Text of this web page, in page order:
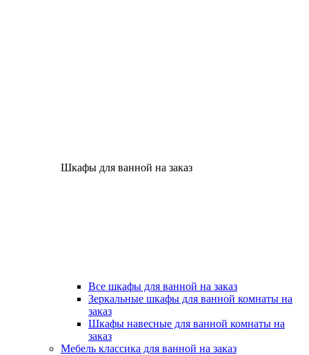
Шкафы для ванной на заказ
Все шкафы для ванной на заказ
Зеркальные шкафы для ванной комнаты на
заказ
Шкафы навесные для ванной комнаты на
заказ
Мебель классика для ванной на заказ